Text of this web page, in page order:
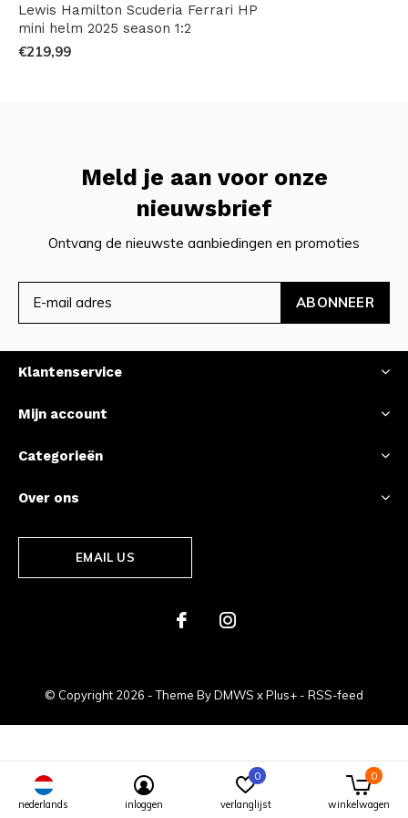
Lewis Hamilton Scuderia Ferrari HP
mini helm 2025 season 1:2
€219,99
Meld je aan voor onze
nieuwsbrief
Ontvang de nieuwste aanbiedingen en promoties
ABONNEER
Klantenservice
Mijn account
Categorieën
Over ons
EMAIL US
© Copyright 2026 - Theme ByDMWS xPlus+ - RSS-feed
nederlands inloggen verlanglijst
0
winkelwagen
0
The Racing Store Amsterdam - Formule 1 Shop - Max Verstappen - Ferrari - Mercedes
4.4/ Reviews @google